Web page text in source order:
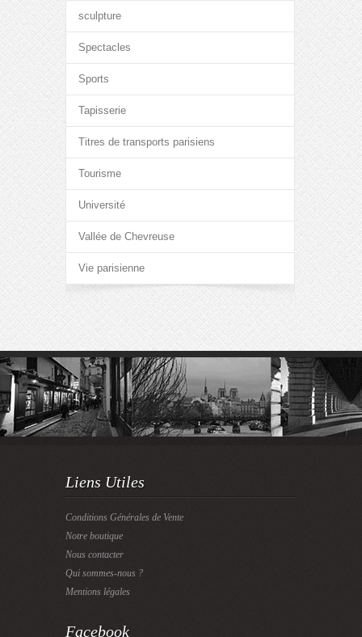
sculpture
Spectacles
Sports
Tapisserie
Titres de transports parisiens
Tourisme
Université
Vallée de Chevreuse
Vie parisienne
Liens Utiles
Conditions Générales de Vente
Notre boutique
Nous contacter
Qui sommes-nous ?
Mentions légales
Facebook